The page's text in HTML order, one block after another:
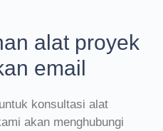
alat proyek
email
konsultasi alat
akan menghubungi